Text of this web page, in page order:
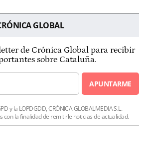
GLOBAL
de Crónica Global para recibir
sobre Cataluña.
APUNTARME
y la LOPDGDD, CRÓNICA GLOBALMEDIA S.L.
con la finalidad de remitirle noticias de actualidad.